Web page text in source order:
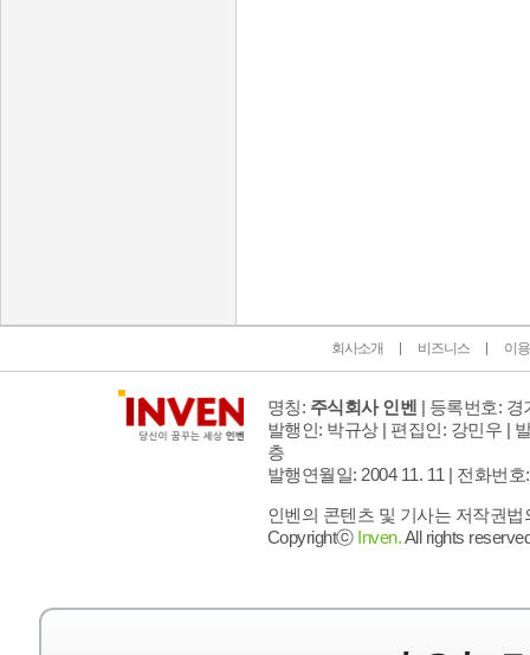
회사소개 비즈니스 이
명칭: 주식회사 인벤 | 등록번호: 경
발행인: 박규상 | 편집인: 강민우 |
층
발행연월일: 2004 11. 11 | 전화번호
인벤의 콘텐츠 및 기사는 저작권
Copyrightⓒ Inven.All rights